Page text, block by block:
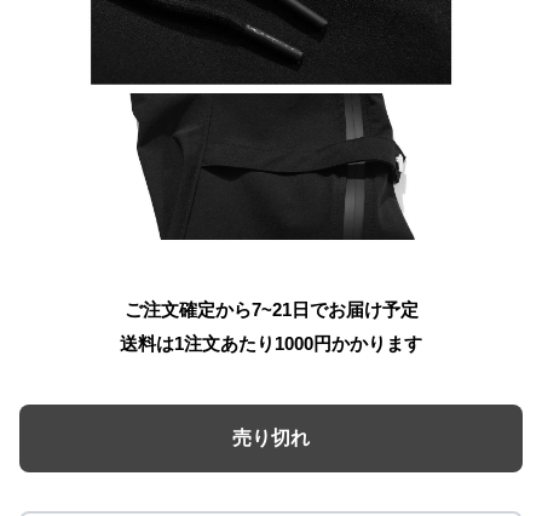
ご注文確定から7~21日でお届け予定
送料は1注文あたり 1000円かかります
売り切れ